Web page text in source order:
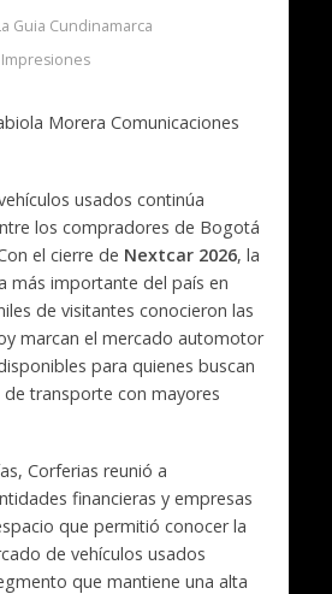
Guia Cundinamarca
Impresiones
Morera Comunicaciones
usados continúa
los compradores de Bogotá
el cierre de Nextcar 2026, la
más importante del país en
de visitantes conocieron las
marcan el mercado automotor
para quienes buscan
transporte con mayores
Corferias reunió a
financieras y empresas
que permitió conocer la
de vehículos usados
que mantiene una alta